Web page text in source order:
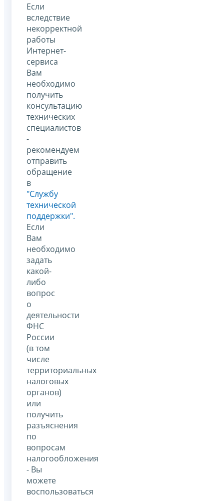
Если
вследствие
некорректной
работы
Интернет-
сервиса
Вам
необходимо
получить
консультацию
технических
специалистов
-
рекомендуем
отправить
обращение
в
"Службу
технической
поддержки".
Если
Вам
необходимо
задать
какой-
либо
вопрос
о
деятельности
ФНС
России
(в том
числе
территориальных
налоговых
органов)
или
получить
разъяснения
по
вопросам
налогообложения
- Вы
можете
воспользоваться